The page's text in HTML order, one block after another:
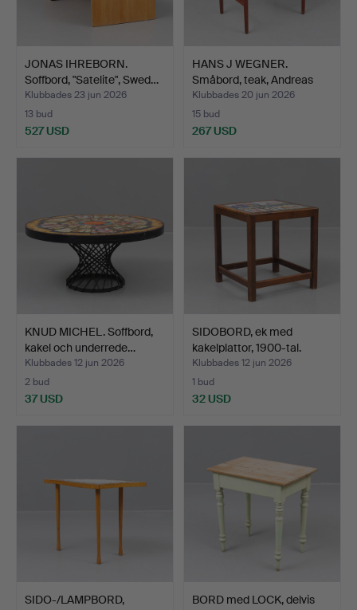
JONAS IHREBORN.
Soffbord, "Satelite", Swed…
Klubbades 23 jun 2026
13 bud
527 USD
HANS J WEGNER.
Småbord, teak, Andreas
Tuck…
Klubbades 20 jun 2026
15 bud
267 USD
KNUD MICHEL. Soffbord,
kakel och underrede…
Klubbades 12 jun 2026
2 bud
37 USD
SIDOBORD, ek med
kakelplattor, 1900-tal.
Klubbades 12 jun 2026
1 bud
32 USD
SIDO-/LAMPBORD,
BORD med LOCK, delvis